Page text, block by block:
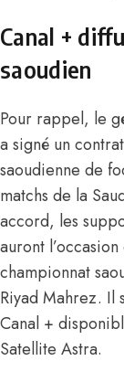
Canal +
saoudien
Pour rappel, le
a signé un
saoudienne de
matchs de la
accord, les
auront
championnat
Riyad Mahrez. Il
Canal +
Satellite Astra.